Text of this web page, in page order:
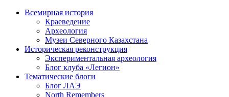
Всемирная история
Краеведение
Археология
Музеи Северного Казахстана
Историческая реконструкция
Экспериментальная археология
Блог клуба «Легион»
Тематические блоги
Блог ЛАЭ
North Remembers